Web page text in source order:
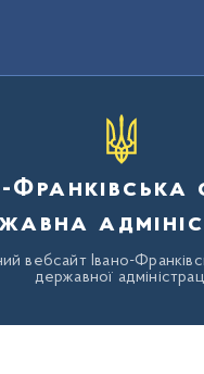
Франківська
вебсайт Івано-
державної